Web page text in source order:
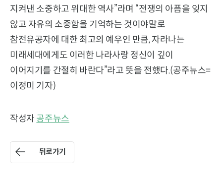
지켜낸 소중하고 위대한 역사”라며 “전쟁의 아픔을 잊지
않고 자유의 소중함을 기억하는 것이야말로
참전유공자에 대한 최고의 예우인 만큼, 자라나는
미래세대에게도 이러한 나라사랑 정신이 깊이
이어지기를 간절히 바란다”라고 뜻을 전했다.(공주뉴스=
이정미 기자)
작성자 공주뉴스
뒤로가기